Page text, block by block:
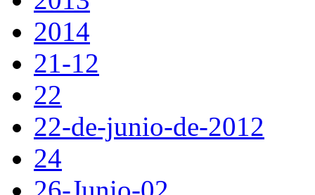
2014
21-12
22
22-de-junio-de-2012
24